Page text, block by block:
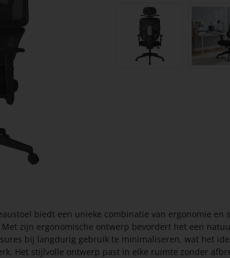
biedt een unieke combinatie van ergonomie en
zijn ergonomische ontwerp bevordert het een
bij langdurig gebruik te minimaliseren, wat het
Het stijlvolle ontwerp past in elke ruimte zonder